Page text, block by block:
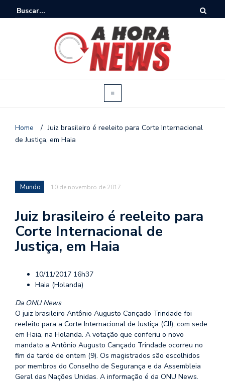
Home / Juiz brasileiro é reeleito para Corte Internacional
de Justiça, em Haia
Mundo 10 de novembro de 2017
Juiz brasileiro é reeleito para
Corte Internacional de
Justiça, em Haia
10/11/2017 16h37
Haia (Holanda)
Da ONU News
O juiz brasileiro Antônio Augusto Cançado Trindade foi
reeleito para a Corte Internacional de Justiça (CIJ), com sede
em Haia, na Holanda. A votação que conferiu o novo
mandato a Antônio Augusto Cançado Trindade ocorreu no
fim da tarde de ontem (9). Os magistrados são escolhidos
por membros do Conselho de Segurança e da Assembleia
Geral das Nações Unidas. A informação é da ONU News.